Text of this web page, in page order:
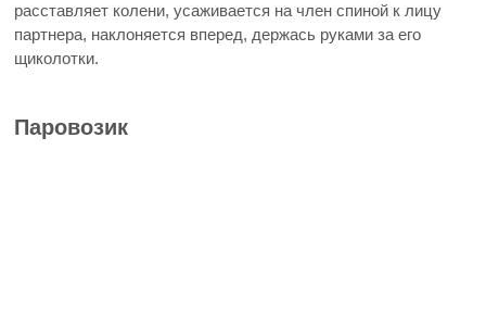
расставляет колени, усаживается на член спиной к лицу
партнера, наклоняется вперед, держась руками за его
щиколотки.
Паровозик